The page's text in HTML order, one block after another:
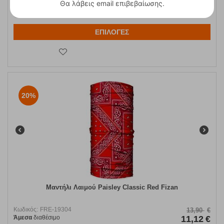
ΕΠΙΛΟΓΕΣ
20%
Μαντήλι Λαιμού Paisley Classic Red Fizan
Κωδικός: FRE-19304
Άμεσα διαθέσιμο
13,90 €
11,12 €
Θα λάβεις email επιβεβαίωσης.